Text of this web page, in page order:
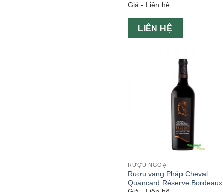
Giá - Liên hệ
LIÊN HỆ
RƯỢU NGOẠI
Rượu vang Pháp Cheval
Quancard Réserve Bordeaux